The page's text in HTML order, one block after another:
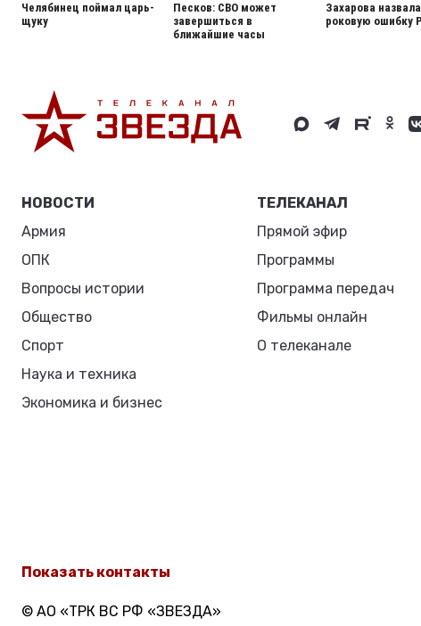
Челябинец поймал царь-
щуку
Песков: СВО может
завершиться в
ближайшие часы
Захарова назвала
роковую ошибку
НОВОСТИ
Армия
ОПК
Вопросы истории
Общество
Спорт
Наука и техника
Экономика и бизнес
ТЕЛЕКАНАЛ
Прямой эфир
Программы
Программа передач
Фильмы онлайн
О телеканале
Показать контакты
© АО «ТРК ВС РФ «ЗВЕЗДА»